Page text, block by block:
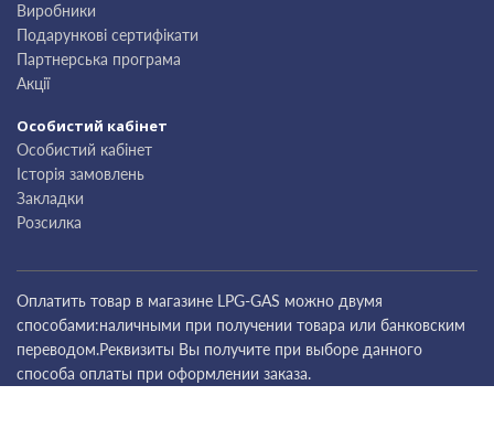
Виробники
Подарункові сертифікати
Партнерська програма
Акції
Особистий кабінет
Особистий кабінет
Історія замовлень
Закладки
Розсилка
Оплатить товар в магазине LPG-GAS можно двумя
способами:наличными при получении товара или банковским
переводом.Реквизиты Вы получите при выборе данного
способа оплаты при оформлении заказа.